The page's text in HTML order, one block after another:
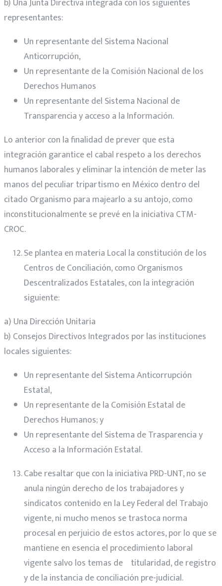
representantes:
Un representante del Sistema Nacional
Anticorrupción,
Un representante de la Comisión Nacional de los
Derechos Humanos
Un representante del Sistema Nacional de
Transparencia y acceso a la Información.
Lo anterior con la finalidad de prever que esta
integración garantice el cabal respeto a los derechos
humanos laborales y eliminar la intención de meter las
manos del peculiar tripartismo en México dentro del
citado Organismo para majearlo a su antojo, como
inconstitucionalmente se prevé en la iniciativa CTM-
CROC.
Se plantea en materia Local la constitución de los
Centros de Conciliación, como Organismos
Descentralizados Estatales, con la integración
siguiente:
a) Una Dirección Unitaria
b) Consejos Directivos Integrados por las instituciones
locales siguientes:
Un representante del Sistema Anticorrupción
Estatal,
Un representante de la Comisión Estatal de
Derechos Humanos; y
Un representante del Sistema de Trasparencia y
Acceso a la Información Estatal.
Cabe resaltar que con la iniciativa PRD-UNT, no se
anula ningún derecho de los trabajadores y
sindicatos contenido en la Ley Federal del Trabajo
vigente, ni mucho menos se trastoca norma
procesal en perjuicio de estos actores, por lo que se
mantiene en esencia el procedimiento laboral
vigente salvo los temas de titularidad, de registro
y de la instancia de conciliación pre-judicial.